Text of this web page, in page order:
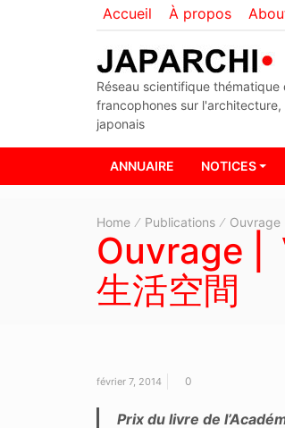
Accueil À propos
Réseau scientifique thématique
francophones sur
japonais
ANNUAIRE NOTICES
Home Publications Ouvrage
Ouvrage
生活空間
février 7, 2014 0
Prix du livre de